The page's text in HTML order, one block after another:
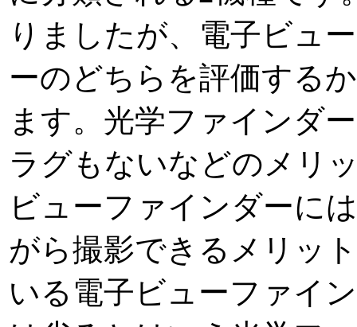
りましたが、電子ビュ
ーのどちらを評価する
ます。光学ファインダ
ラグもないなどのメリ
ビューファインダーに
がら撮影できるメリッ
いる電子ビューファイ